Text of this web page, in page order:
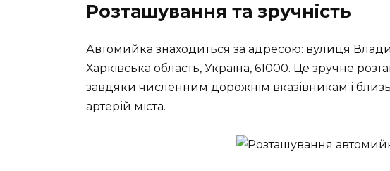
Розташування та зручність
Автомийка знаходиться за адресою: вулиця
Харківська область, Україна, 61000. Це зручне
завдяки численним дорожнім вказівникам і
артерій міста.